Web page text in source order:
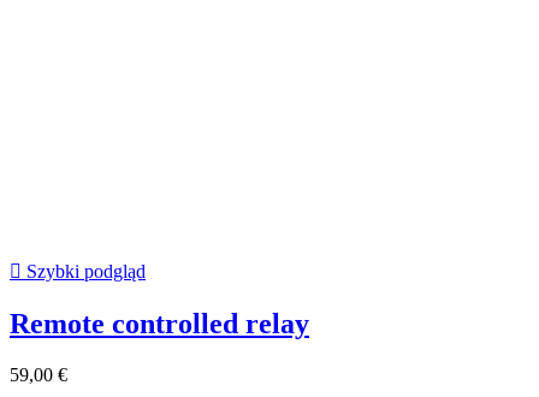
 Szybki podgląd
Remote controlled relay
59,00 €